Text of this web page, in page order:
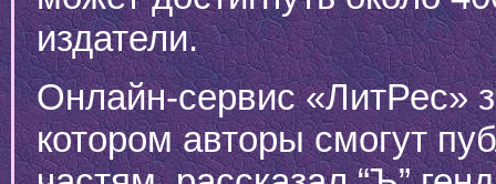
издатели.
Онлайн-сервис «ЛитРес»
котором авторы смогут